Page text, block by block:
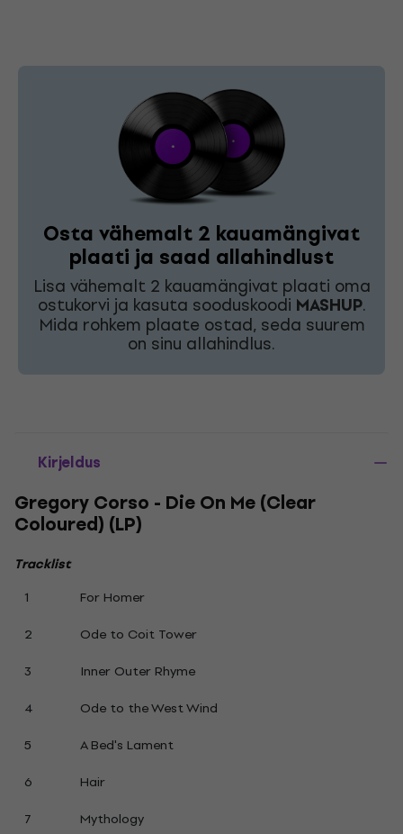
Osta vähemalt 2 kauamängivat
plaati ja saad allahindlust
Lisa vähemalt 2 kauamängivat plaati oma
ostukorvi ja kasuta sooduskoodi MASHUP.
Mida rohkem plaate ostad, seda suurem
on sinu allahindlus.
Kirjeldus
Gregory Corso - Die On Me (Clear
Coloured) (LP)
Tracklist
1
For Homer
2
Ode to Coit Tower
3
Inner Outer Rhyme
4
Ode to the West Wind
5
A Bed's Lament
6
Hair
7
Mythology